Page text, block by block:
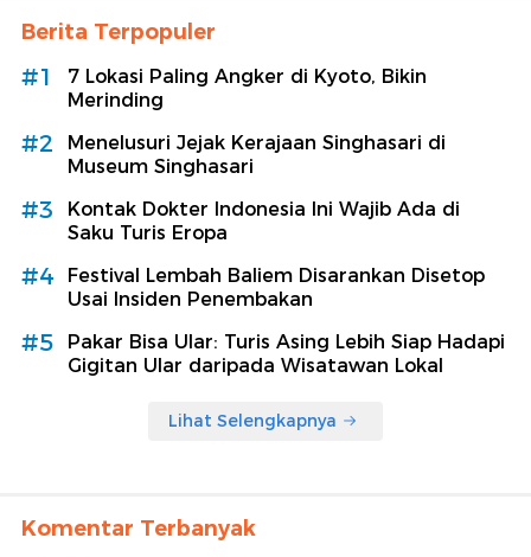
Berita Terpopuler
#1
7 Lokasi Paling Angker di Kyoto, Bikin
Merinding
#2
Menelusuri Jejak Kerajaan Singhasari di
Museum Singhasari
#3
Kontak Dokter Indonesia Ini Wajib Ada di
Saku Turis Eropa
#4
Festival Lembah Baliem Disarankan Disetop
Usai Insiden Penembakan
#5
Pakar Bisa Ular: Turis Asing Lebih Siap Hadapi
Gigitan Ular daripada Wisatawan Lokal
Lihat Selengkapnya
Komentar Terbanyak